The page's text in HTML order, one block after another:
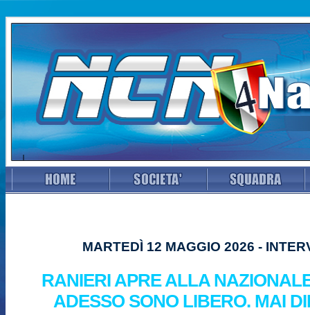
MARTEDÌ 12 MAGGIO 2026 -
RANIERI APRE ALLA
ADESSO SONO LIBERO. MAI